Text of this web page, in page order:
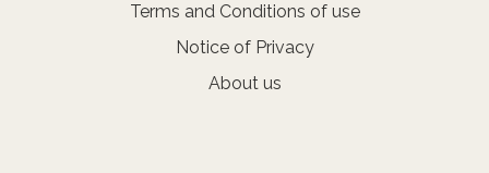
Terms and Conditions of use
Notice of Privacy
About us